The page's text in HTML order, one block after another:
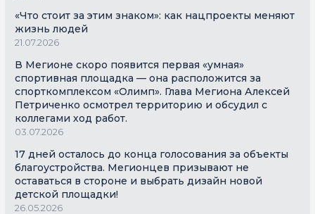
«Что стоит за этим знаком»: как нацпроекты меняют
жизнь людей
21.07.2026
В Мегионе скоро появится первая «умная»
спортивная площадка — она расположится за
спорткомплексом «Олимп». Глава Мегиона Алексей
Петриченко осмотрел территорию и обсудил с
коллегами ход работ.
03.07.2026
17 дней осталось до конца голосования за объекты
благоустройства. Мегионцев призывают не
оставаться в стороне и выбрать дизайн новой
детской площадки!
26.05.2026